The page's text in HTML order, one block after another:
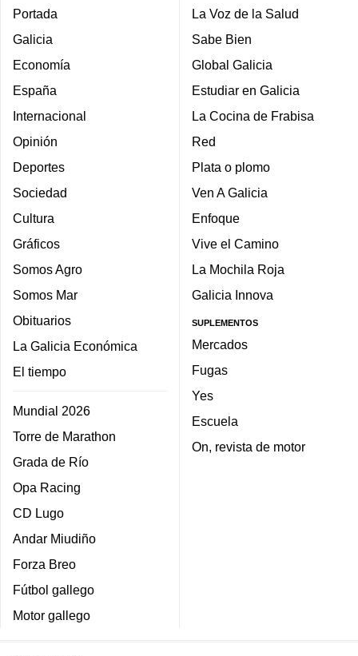
Portada
Galicia
Economía
España
Internacional
Opinión
Deportes
Sociedad
Cultura
Gráficos
Somos Agro
Somos Mar
Obituarios
La Galicia Económica
El tiempo
Mundial 2026
Torre de Marathon
Grada de Río
Opa Racing
CD Lugo
Andar Miudiño
Forza Breo
Fútbol gallego
Motor gallego
La Voz de la Salud
Sabe Bien
Global Galicia
Estudiar en Galicia
La Cocina de Frabisa
Red
Plata o plomo
Ven A Galicia
Enfoque
Vive el Camino
La Mochila Roja
Galicia Innova
SUPLEMENTOS
Mercados
Fugas
Yes
Escuela
On, revista de motor